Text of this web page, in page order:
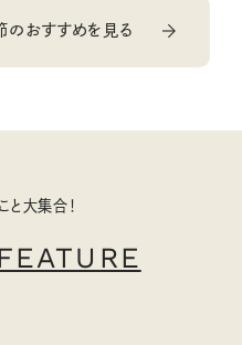
のおすすめを見る
と大集合！